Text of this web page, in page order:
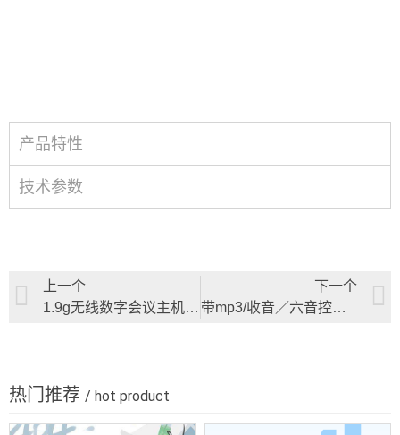
产品特性
技术参数
上一个
1.9g无线数字会议主机bvs-w9980m
下一个
带mp3/收音／六音控分区合并式功放
热门推荐 / hot product